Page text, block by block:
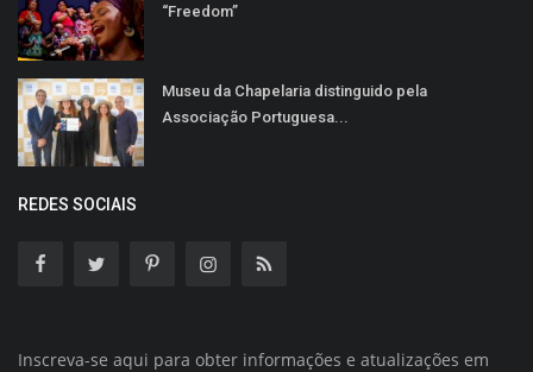
“Freedom”
Museu da Chapelaria distinguido pela
Associação Portuguesa...
REDES SOCIAIS
Inscreva-se aqui para obter informações e atualizações em